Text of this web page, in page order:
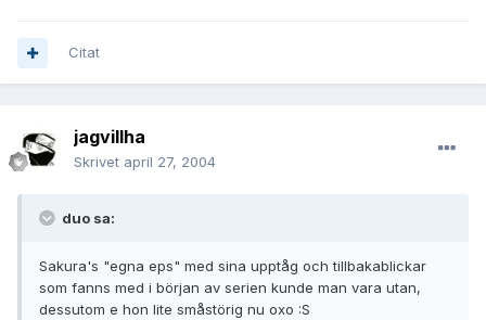
Citat
jagvillha
Skrivet april 27, 2004
duo sa:
Sakura's "egna eps" med sina upptåg och tillbakablickar
som fanns med i början av serien kunde man vara utan,
dessutom e hon lite småstörig nu oxo :S